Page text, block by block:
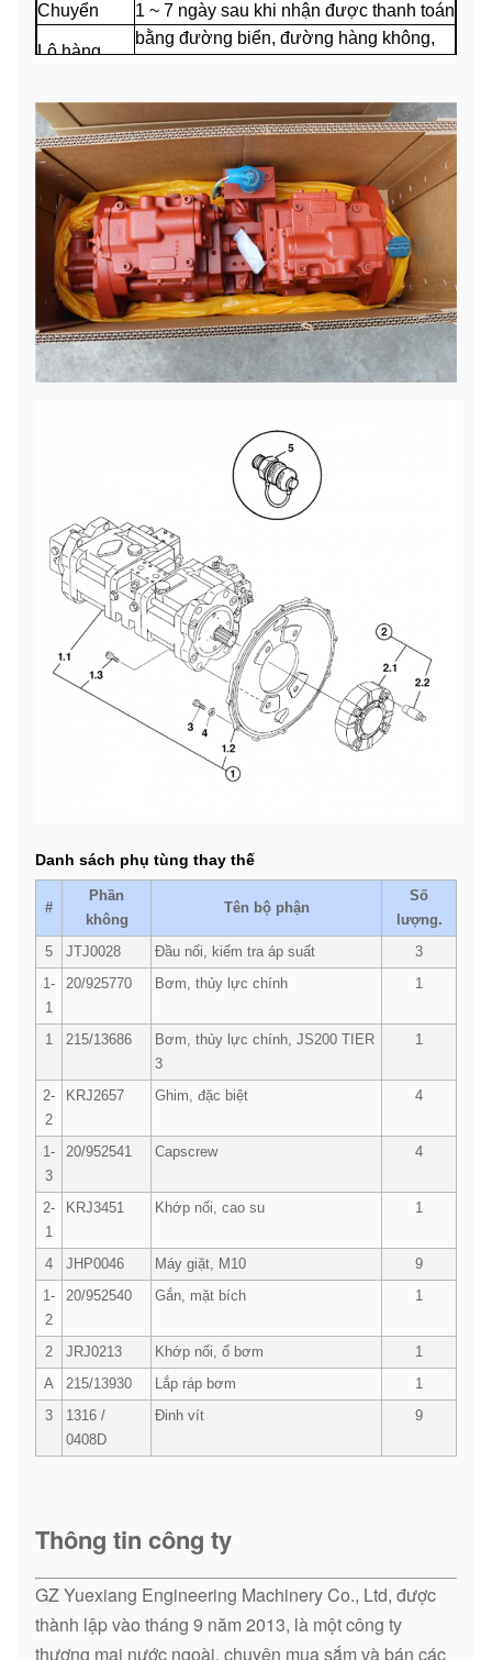
Chuyển
1 ~ 7 ngày sau khi nhận được thanh toán
Lô hàng
bằng đường biển, đường hàng không,
Danh sách phụ tùng thay thế
#
Phần
không
Tên bộ phận
Số
lượng.
5
JTJ0028 Đầu nối, kiểm tra áp suất
3
1-
1
20/925770 Bơm, thủy lực chính 1
1 215/13686
Bơm, thủy lực chính, JS200 TIER
3
1
2-
2
KRJ2657 Ghim, đặc biệt 4
1-
3
20/952541 Capscrew 4
2-
1
KRJ3451 Khớp nối, cao su 1
4 JHP0046 Máy giặt, M10
9
1-
2
20/952540 Gắn, mặt bích 1
2 JRJ0213 Khớp nối, ổ bơm
1
A
215/13930 Lắp ráp bơm
1
3
1316 /
0408D
Đinh vít 9
Thông tin công ty
GZ Yuexiang Engineering Machinery Co., Ltd, được
thành lập vào tháng 9 năm 2013, là một công ty
thương mại nước ngoài, chuyên mua sắm và bán các